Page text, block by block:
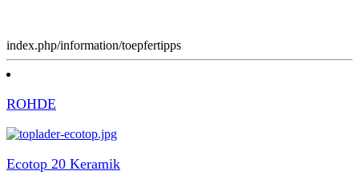
index.php/information/toepfertipps
ROHDE
Ecotop 20 Keramik